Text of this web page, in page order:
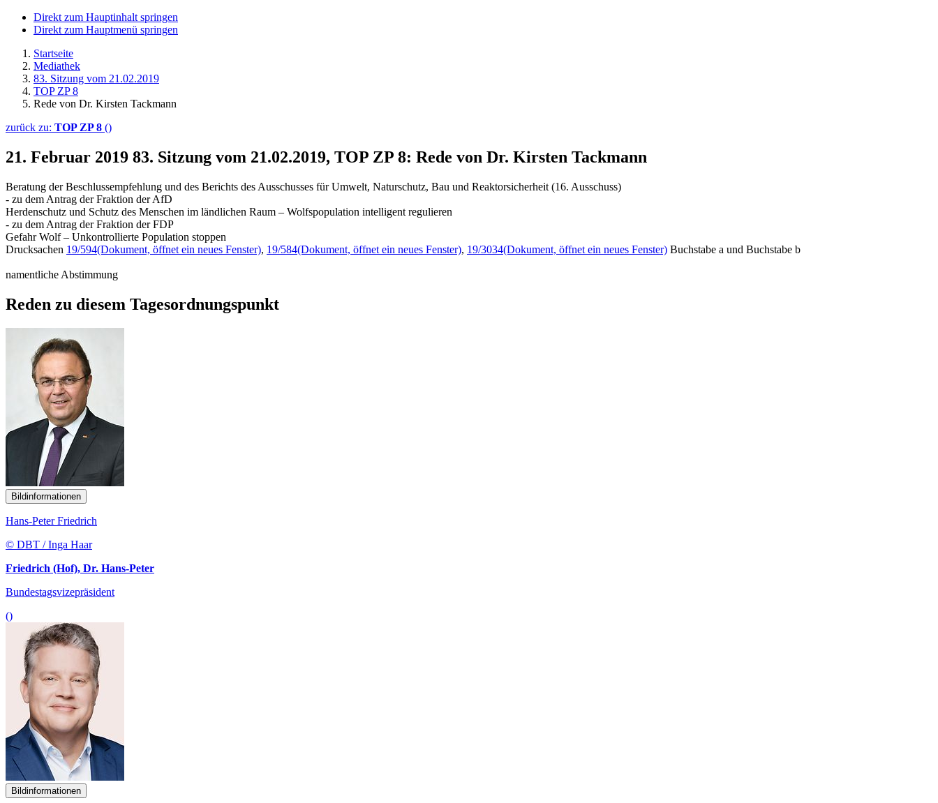
Direkt zum Hauptinhalt springen
Direkt zum Hauptmenü springen
Startseite
Mediathek
83. Sitzung vom 21.02.2019
TOP ZP 8
Rede von Dr. Kirsten Tackmann
zurück zu: TOP ZP 8 ()
21. Februar 2019 83. Sitzung vom 21.02.2019, TOP ZP 8: Rede von Dr. Kirsten Tackmann
Beratung der Beschlussempfehlung und des Berichts des Ausschusses für Umwelt, Naturschutz, Bau und Reaktorsicherheit (16. Ausschuss)
- zu dem Antrag der Fraktion der AfD
Herdenschutz und Schutz des Menschen im ländlichen Raum – Wolfspopulation intelligent regulieren
- zu dem Antrag der Fraktion der FDP
Gefahr Wolf – Unkontrollierte Population stoppen
Drucksachen 19/594(Dokument, öffnet ein neues Fenster), 19/584(Dokument, öffnet ein neues Fenster), 19/3034(Dokument, öffnet ein neues Fenster) Buchstabe a und Buchstabe b
namentliche Abstimmung
Reden zu diesem Tagesordnungspunkt
Bildinformationen
Hans-Peter Friedrich
© DBT / Inga Haar
Friedrich (Hof), Dr. Hans-Peter
Bundestagsvizepräsident
()
Bildinformationen